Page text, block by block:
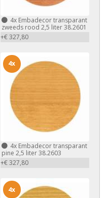
4xEmbadecor transparant
zweeds rood 2,5 liter 38.2601
+€ 327,80
4xEmbadecor transparant
pine 2,5 liter 38.2603
+€ 327,80
4x
4x